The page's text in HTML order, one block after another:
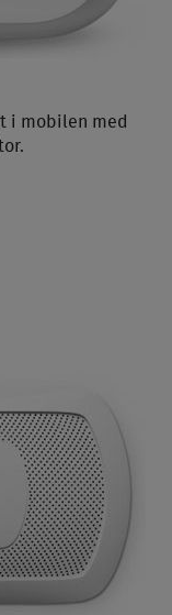
i mobilen med